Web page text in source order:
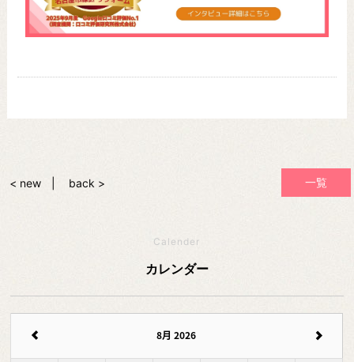
一覧
< new back >
Calender
カレンダー
8月 2026